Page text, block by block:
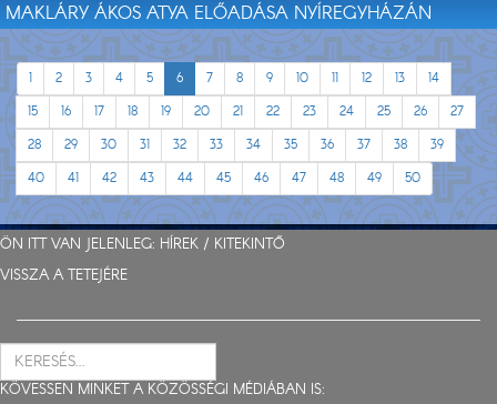
MAKLÁRY ÁKOS ATYA ELŐADÁSA NYÍREGYHÁZÁN
1 2 3 4 5 6 7 8 9 10 11 12 13
14
15
16 17 18 19 20 21 22 23 24 25 26
27
28
29 30 31 32 33 34 35 36 37 38
39
40
41 42 43 44 45 46 47 48 49 50
ÖN ITT VAN JELENLEG: HÍREK / KITEKINTŐ
VISSZA A TETEJÉRE
KÖVESSEN MINKET A KÖZÖSSÉGI MÉDIÁBAN IS: